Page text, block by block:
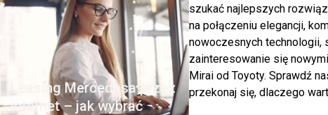
szukać najlepszych
na połączeniu elegancji,
nowoczesnych technologii,
zainteresowanie się
Mirai od Toyoty. Sprawdź
przekonaj się, dlaczego
Leasing Mercedesa przez
internet – jak wybrać